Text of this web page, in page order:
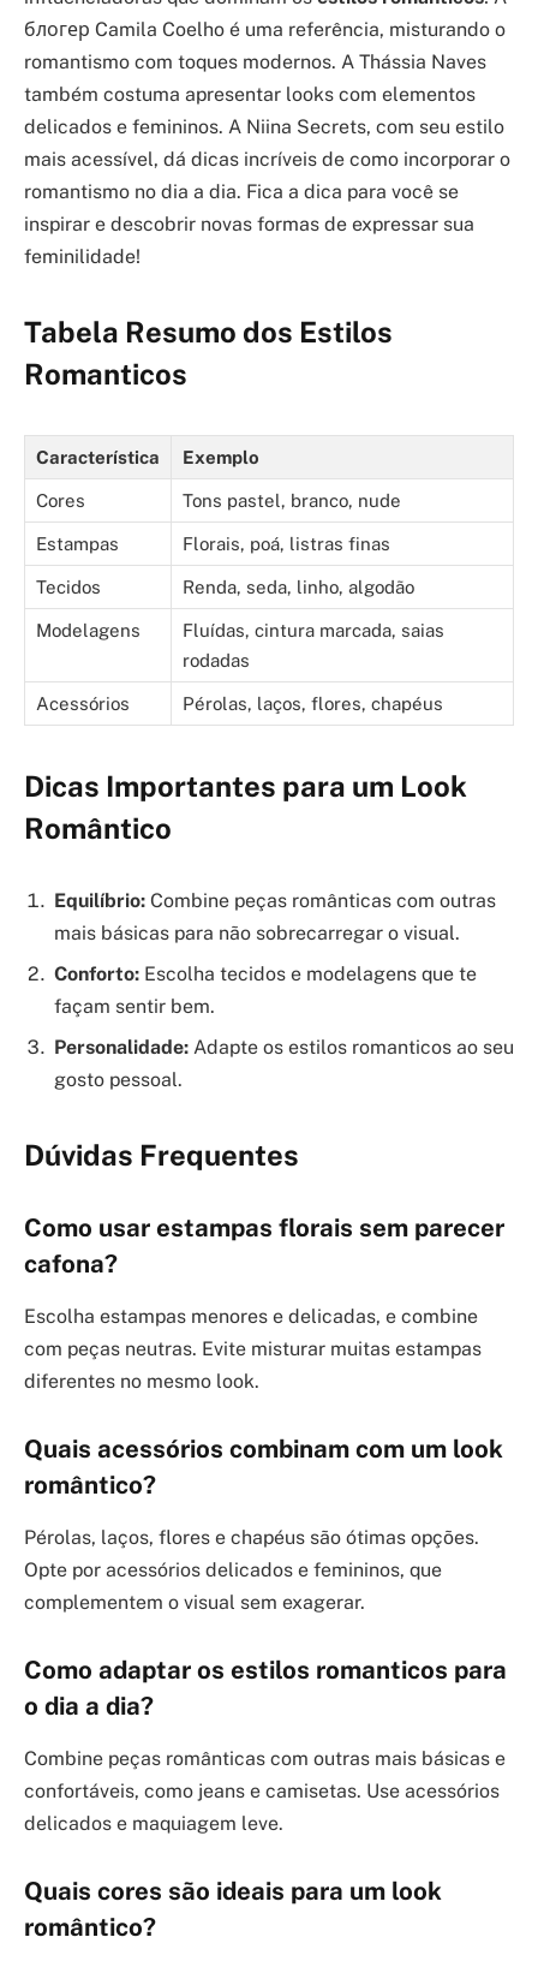
блогер Camila Coelho é uma referência, misturando o
romantismo com toques modernos. A Thássia Naves
também costuma apresentar looks com elementos
delicados e femininos. A Niina Secrets, com seu estilo
mais acessível, dá dicas incríveis de como incorporar o
romantismo no dia a dia. Fica a dica para você se
inspirar e descobrir novas formas de expressar sua
feminilidade!
Tabela Resumo dos Estilos
Romanticos
Característica Exemplo
Cores Tons pastel, branco, nude
Estampas Florais, poá, listras finas
Tecidos Renda, seda, linho, algodão
Modelagens
Fluídas, cintura marcada, saias
rodadas
Acessórios Pérolas, laços, flores, chapéus
Dicas Importantes para um Look
Romântico
Equilíbrio: Combine peças românticas com outras
mais básicas para não sobrecarregar o visual.
Conforto: Escolha tecidos e modelagens que te
façam sentir bem.
Personalidade: Adapte os estilos romanticos ao seu
gosto pessoal.
Dúvidas Frequentes
Como usar estampas florais sem parecer
cafona?
Escolha estampas menores e delicadas, e combine
com peças neutras. Evite misturar muitas estampas
diferentes no mesmo look.
Quais acessórios combinam com um look
romântico?
Pérolas, laços, flores e chapéus são ótimas opções.
Opte por acessórios delicados e femininos, que
complementem o visual sem exagerar.
Como adaptar os estilos romanticos para
o dia a dia?
Combine peças românticas com outras mais básicas e
confortáveis, como jeans e camisetas. Use acessórios
delicados e maquiagem leve.
Quais cores são ideais para um look
romântico?